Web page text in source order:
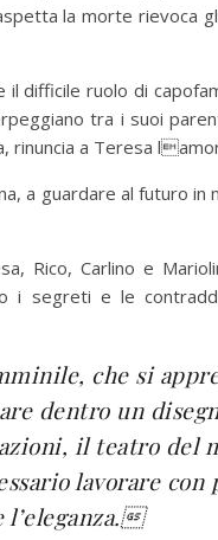
la morte rievoca
difficile ruolo di
tra i suoi
rinuncia a Teresa
a guardare al futuro
Rico, Carlino e
i segreti e le
che si
dentro un
il teatro del
lavorare con
l’eleganza.